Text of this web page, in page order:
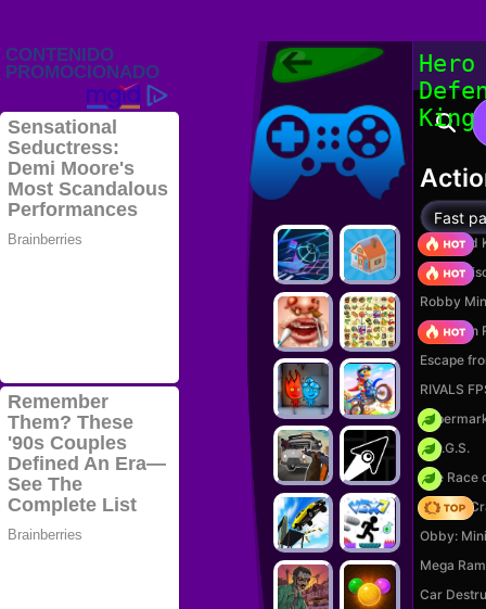
Juegos Friv
2022, Juegos
2022
Juegos Friv
Hero
King